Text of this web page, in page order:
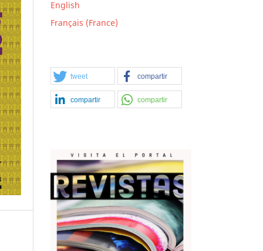
English
Français (France)
tweet compartir
compartir compartir